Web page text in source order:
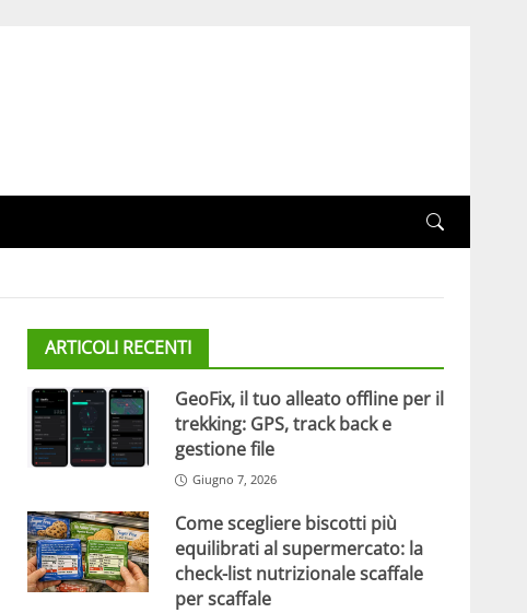
ARTICOLI RECENTI
GeoFix, il tuo alleato offline per il
trekking: GPS, track back e
gestione file
Giugno 7, 2026
Come scegliere biscotti più
equilibrati al supermercato: la
check-list nutrizionale scaffale
per scaffale